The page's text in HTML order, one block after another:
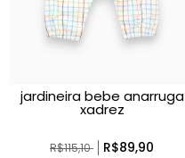
jardineira bebe anarruga
xadrez
R$115,10 R$89,90